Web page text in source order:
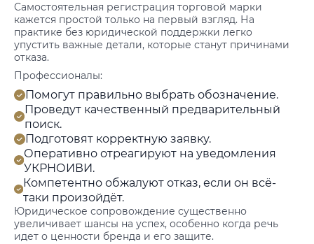
Самостоятельная регистрация торговой марки
кажется простой только на первый взгляд. На
практике без юридической поддержки легко
упустить важные детали, которые станут причинами
отказа.
Профессионалы:
Помогут правильно выбрать обозначение.
Проведут качественный предварительный
поиск.
Подготовят корректную заявку.
Оперативно отреагируют на уведомления
УКРНОИВИ.
Компетентно обжалуют отказ, если он всё-
таки произойдёт.
Юридическое сопровождение существенно
увеличивает шансы на успех, особенно когда речь
идет о ценности бренда и его защите.